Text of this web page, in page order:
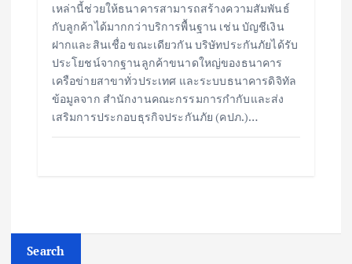
เหล่านี้ช่วยให้ธนาคารสามารถสร้างความสัมพันธ์
กับลูกค้าได้มากกว่าบริการพื้นฐาน เช่น บัญชีเงิน
ฝากและสินเชื่อ ขณะเดียวกัน บริษัทประกันภัยได้รับ
ประโยชน์จากฐานลูกค้าขนาดใหญ่ของธนาคาร
เครือข่ายสาขาทั่วประเทศ และระบบธนาคารดิจิทัล
ข้อมูลจาก สำนักงานคณะกรรมการกำกับและส่ง
เสริมการประกอบธุรกิจประกันภัย (คปภ.)…
Search